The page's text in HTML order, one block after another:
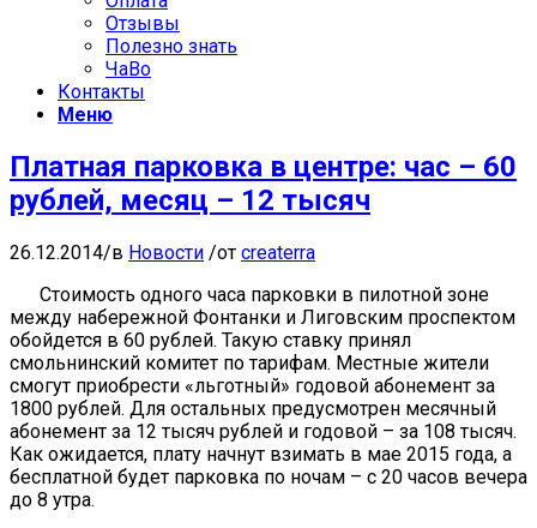
Отзывы
Полезно знать
ЧаВо
Контакты
Меню
Платная парковка в центре: час – 60
рублей, месяц – 12 тысяч
26.12.2014/в Новости /от createrra
Стоимость одного часа парковки в пилотной зоне
между набережной Фонтанки и Лиговским проспектом
обойдется в 60 рублей. Такую ставку принял
смольнинский комитет по тарифам. Местные жители
смогут приобрести «льготный» годовой абонемент за
1800 рублей. Для остальных предусмотрен месячный
абонемент за 12 тысяч рублей и годовой – за 108 тысяч.
Как ожидается, плату начнут взимать в мае 2015 года, а
бесплатной будет парковка по ночам – с 20 часов вечера
до 8 утра.